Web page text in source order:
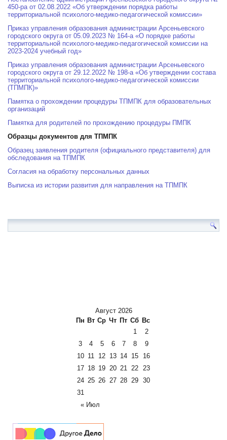
450-pa от 02.08.2022 «Об утверждении порядка работы
территориальной психолого-медико-педагогической комиссии»
Приказ управления образования администрации Арсеньевского
городского округа от 05.09.2023 № 164-а «О порядке работы
территориальной психолого-медико-педагогической комиссии на
2023-2024 учебный год»
Приказ управления образования администрации Арсеньевского
городского округа от 29.12.2022 № 198-а «Об утверждении состава
территориальной психолого-медико-педагогической комиссии
(ТПМПК)»
Памятка о прохождении процедуры ТПМПК для образовательных
организаций
Памятка для родителей по прохождению процедуры ПМПК
Образцы документов для ТПМПК
Образец заявления родителя (официального представителя) для
обследования на ТПМПК
Согласия на обработку персональных данных
Выписка из истории развития для направления на ТПМПК
Август 2026
Пн Вт Ср Чт Пт Сб Вс
« Июл
1
2
3
4 5 6 7 8
9
10 11 12 13 14 15
16
17 18 19 20 21 22 23
24 25 26 27 28 29 30
31